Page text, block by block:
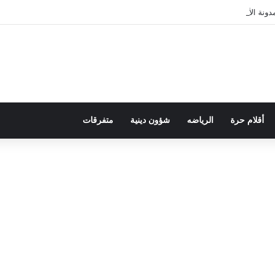
الأسرة في قراءة للتحولات الاجتماعية
أقلام حرة الرياضه شؤون دينية متفرقات